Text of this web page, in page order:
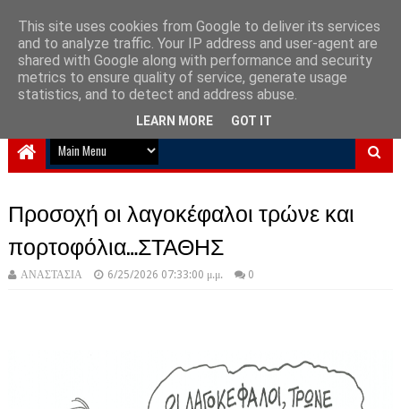
NewPlanet09
Ειδήσεις νέα από την Ελλάδα και τον κόσμο
Προσοχή οι λαγοκέφαλοι τρώνε και
πορτοφόλια…ΣΤΑΘΗΣ
ΑΝΑΣΤΑΣΙΑ 6/25/2026 07:33:00 μ.μ. 0
This site uses cookies from Google to deliver its services
and to analyze traffic. Your IP address and user-agent are
shared with Google along with performance and security
metrics to ensure quality of service, generate usage
statistics, and to detect and address abuse.
LEARN MORE GOT IT